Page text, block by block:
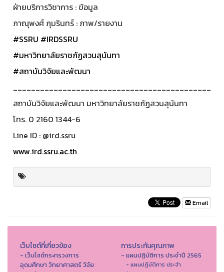
ฝ่ายบริการวิชาการ : ข้อมูล
ภาณุพงศ์ ภุมรินทร์ : ภาพ/รายงาน
#SSRU #IRDSSRU
#มหาวิทยาลัยราชภัฏสวนสุนันทา
#สถาบันวิจัยและพัฒนา
____________________________________________
สถาบันวิจัยและพัฒนา มหาวิทยาลัยราชภัฏสวนสุนันทา
โทร. 0 2160 1344-6
Line ID : @ird.ssru
www.ird.ssru.ac.th
Email
เว็บไซต์ที่เกี่ยวข้อง
- เว็บไซต์กระทรวงการ
อุดมศึกษา วิทยาศาสตร์ วิจัย
การประกันคุณภาพ
- แผนปฏิบัติการ ประจำปี 2565
- แผนปฏิบัติการ ประจำ